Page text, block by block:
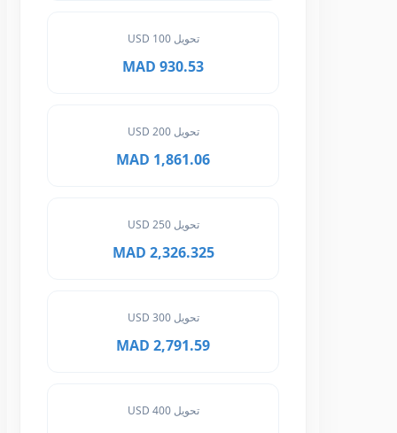
تحويل 100 USD
930.53 MAD
تحويل 200 USD
1,861.06 MAD
تحويل 250 USD
2,326.325 MAD
تحويل 300 USD
2,791.59 MAD
تحويل 400 USD